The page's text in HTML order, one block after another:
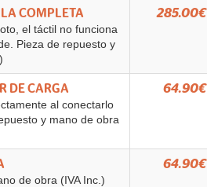
COMPLETA
el táctil no funciona
Pieza de repuesto y
285.00€
DE CARGA
al conectarlo
y mano de obra
64.90€
de obra (IVA Inc.)
64.90€